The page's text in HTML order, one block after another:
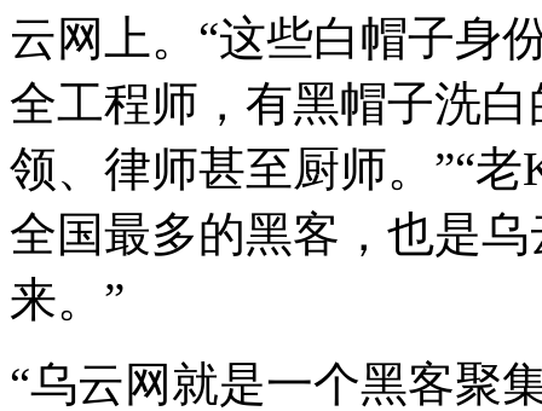
云网上。“这些白帽子身
全工程师，有黑帽子洗
领、律师甚至厨师。”“
全国最多的黑客，也是
来。”
“乌云网就是一个黑客聚